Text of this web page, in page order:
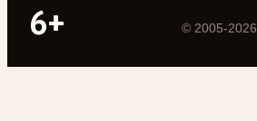
6+ © 2005-2026